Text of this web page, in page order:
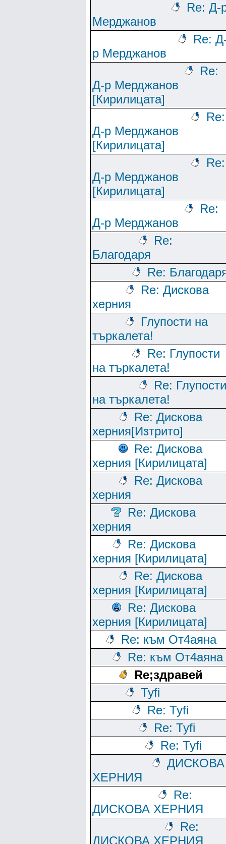
Re: Д-
Мерджанов
Re:
р Мерджанов
Re:
Д-р Мерджанов
[Кирилицата]
Re:
Д-р Мерджанов
[Кирилицата]
Re:
Д-р Мерджанов
[Кирилицата]
Re:
Д-р Мерджанов
Re:
Благодаря
Re:
Re: Дискова
херния
Глупости на
търкалета!
Re: Глупости
на търкалета!
Re: Глупости
на търкалета!
Re: Дискова
херния[Изтрито]
Re: Дискова
херния [Кирилицата]
Re: Дискова
херния
Re: Дискова
херния
Re: Дискова
херния [Кирилицата]
Re: Дискова
херния [Кирилицата]
Re: Дискова
херния [Кирилицата]
Re: към От4аяна
Re: към От4аяна
Rе;здравей
Tyfi
Re: Tyfi
Re: Tyfi
Re: Tyfi
ДИСКОВА
ХЕРНИЯ
Re:
ДИСКОВА ХЕРНИЯ
Re:
ДИСКОВА ХЕРНИЯ